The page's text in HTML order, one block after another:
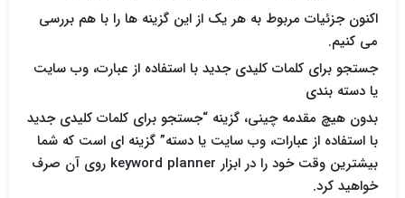
اکنون جزئیات مربوط به هر یک از این گزینه ها را با هم بررسی
می کنیم.
جستجو برای کلمات کلیدی جدید با استفاده از عبارت، وب سایت
یا دسته بندی
بدون هیچ مقدمه چینی، گزینه “جستجو برای کلمات کلیدی جدید
با استفاده از عبارات، وب سایت یا دسته” گزینه ای است که شما
بیشترین وقت خود را در ابزار keyword planner روی آن صرف
خواهید کرد.